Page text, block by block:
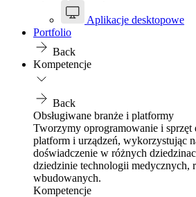
Aplikacje desktopowe
Portfolio
Back
Kompetencje
Back
Obsługiwane branże i platformy
Tworzymy oprogramowanie i sprzęt
platform i urządzeń, wykorzystując
doświadczenie w różnych
dziedzinie technologii medycznych,
wbudowanych.
Kompetencje